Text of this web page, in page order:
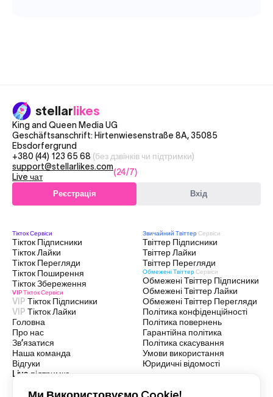
stellarlikes
King and Queen Media UG
Geschäftsanschrift: Hirtenwiesenstraße 8A, 35085
Ebsdorfergrund
+380 (44) 123 65 68 (без дзвінків чи підтримки)
support@stellarlikes.com
Live чат
(24/7)
Реєстрація Вхід
Головна
Про нас
Зв’язатися
Наша команда
Відгуки
Live підтримка
ТіктокСервіси
Тікток Підписники
Тікток Лайки
Тікток Перегляди
Тікток Поширення
Тікток Збереження
VIP ТіктокСервіси
VIP Тікток Підписники
VIP Тікток Лайки
Звичайний ТвіттерСервіси
Твіттер Підписники
Твіттер Лайки
Твіттер Перегляди
Обмежені ТвіттерСервіси
Обмежені Твіттер Підписники
Обмежені Твіттер Лайки
Обмежені Твіттер Перегляди
Політика конфіденційності
Політика повернень
Гарантійна політика
Політика скасування
Умови використання
Юридичні відомості